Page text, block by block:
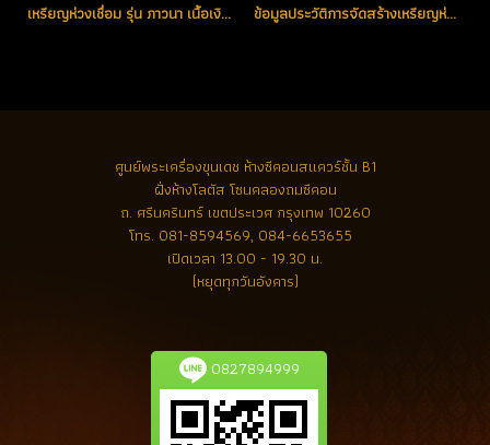
เหรียญห่วงเชื่อม รุ่น ภาวนา เนื้อเงินหน้ากากทอง ลงยาสีแดงจีวรเหลือง หมายเลข 79 (โทรถาม) ข้อมูลประวัติการจัดสร้างเหรียญห่วงเชื่อม รุ่น ภาวนา ปี 2558 หลวงปู่ทิม อิสริโก วัดละหารไร่ จ.ระยอง (วัดจัดสร้างเอง)
ศูนย์พระเครื่องขุนเดช ห้างซีคอนสแควร์ชั้น B1
ฝั่งห้างโลตัส โซนคลองถมซีคอน
ถ. ศรีนครินทร์ เขตประเวศ กรุงเทพ 10260
โทร. 081-8594569, 084-6653655
เปิดเวลา 13.00 - 19.30 น.
(หยุดทุกวันอังคาร)
0827894999